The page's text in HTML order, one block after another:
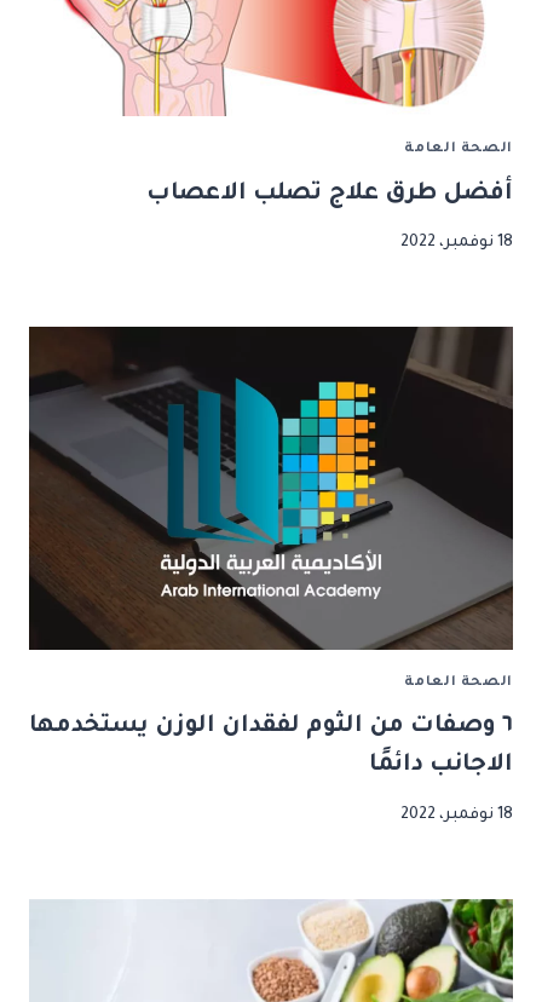
الصحة العامة
أفضل طرق علاج تصلب الاعصاب
18 نوفمبر، 2022
الصحة العامة
٦ وصفات من الثوم لفقدان الوزن يستخدمها
الاجانب دائمًا
18 نوفمبر، 2022